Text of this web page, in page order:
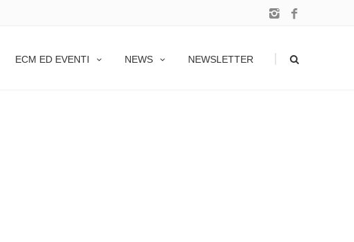
ECM ED EVENTI NEWS NEWSLETTER